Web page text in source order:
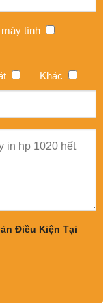
tính
Khác
Điều Kiện Tại